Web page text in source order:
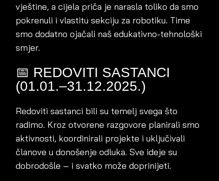
vještine, a cijela priča je narasla toliko da smo
pokrenuli i vlastitu sekciju za robotiku. Time
smo dodatno ojačali naš edukativno-tehnološki
smjer.
📅 REDOVITI SASTANCI
(01.01.–31.12.2025.)
Redoviti sastanci bili su temelj svega što
radimo. Kroz otvorene razgovore planirali smo
aktivnosti, koordinirali projekte i uključivali
članove u donošenje odluka. Sve ideje su
dobrodošle – i svatko može doprinijeti.